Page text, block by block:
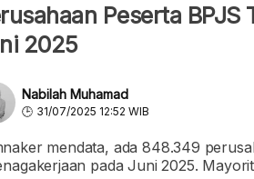
Peserta
2025
Nabilah Muhamad
31/07/2025 12:52 WIB
mendata, ada 848.349
pada Juni 2025.